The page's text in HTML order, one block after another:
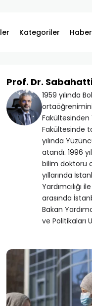
Kategoriler
Prof. Dr.
1959 yılında
Fakültesinden
Fakültesinde
yılında
atandı. 1996
bilim doktoru
yıllarında
Yardımcılığı
arasında
Bakan
ve Politikaları